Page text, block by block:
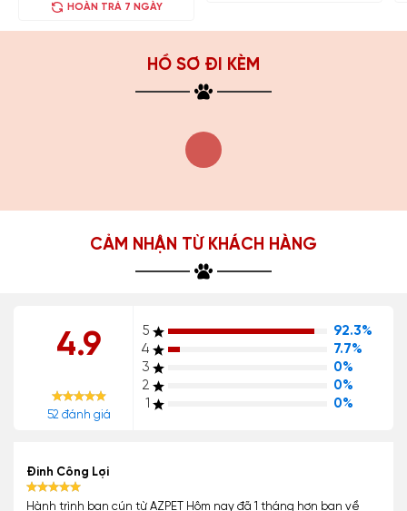
HOÀN TRẢ 7 NGÀY
HỒ SƠ ĐI KÈM
CẢM NHẬN TỪ KHÁCH HÀNG
4.9
52 đánh giá
5
92.3%
4
7.7%
3
0%
2
0%
1
0%
Đinh Công Lợi
Hành trình bạn cún từ AZPET Hôm nay đã 1 tháng hơn bạn về